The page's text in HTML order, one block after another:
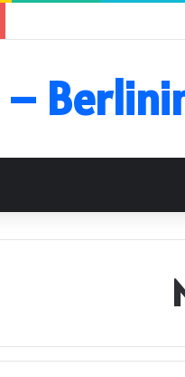
–